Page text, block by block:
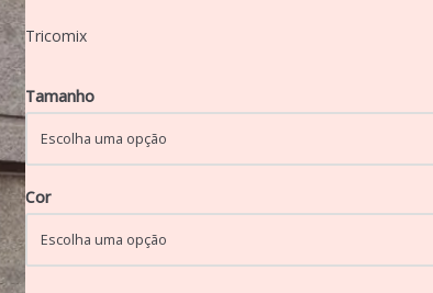
Tricomix
Tamanho
Cor